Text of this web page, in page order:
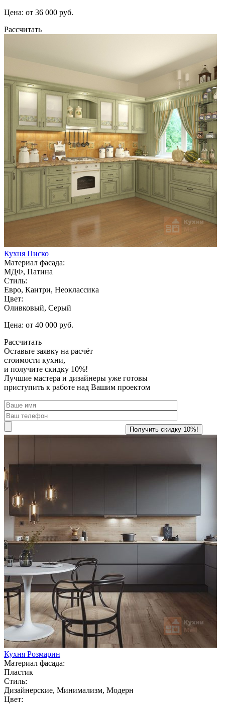
Цена: от 36 000 руб.
Рассчитать
Кухня Писко
Материал фасада:
МДФ, Патина
Стиль:
Евро, Кантри, Неоклассика
Цвет:
Оливковый, Серый
Цена: от 40 000 руб.
Рассчитать
Оставьте заявку на расчёт
стоимости кухни,
и получите скидку 10%!
Лучшие мастера и дизайнеры уже готовы
приступить к работе над Вашим проектом
Кухня Розмарин
Материал фасада:
Пластик
Стиль:
Дизайнерские, Минимализм, Модерн
Цвет: